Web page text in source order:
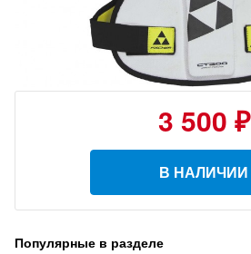
3 500 ₽
В НАЛИЧИИ
Популярные в разделе